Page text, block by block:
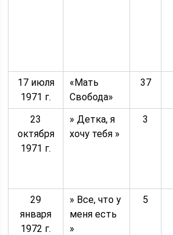
17 июля
1971 г.
«Мать
Свобода»
37
23
октября
1971 г.
» Детка, я
хочу тебя »
3
29
января
1972 г.
» Все, что у
меня есть
»
5